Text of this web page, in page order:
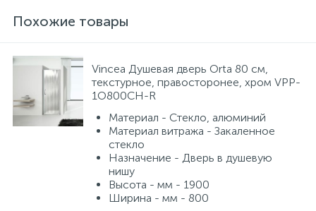
Похожие товары
Vincea Душевая дверь Orta 80 см,
текстурное, правосторонее, хром VPP-
1O800CH-R
Материал - Стекло, алюминий
Материал витража - Закаленное
стекло
Назначение - Дверь в душевую
нишу
Высота - мм - 1900
Ширина - мм - 800